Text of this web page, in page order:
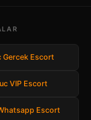
Gercek Escort
VIP Escort
Escort